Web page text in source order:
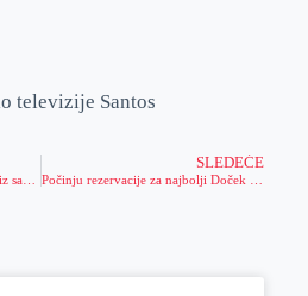
televizije Santos
Proteklog vikenda u Zrenjaninu iz saobraćaja isključeno 15 vozača, dve saobraćajne nezgode, jedno lice poginulo
SLEDEĆE